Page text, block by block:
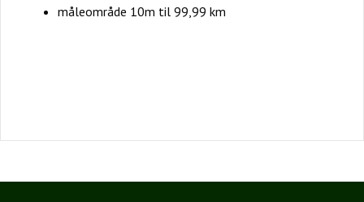
måleområde 10m til 99,99 km